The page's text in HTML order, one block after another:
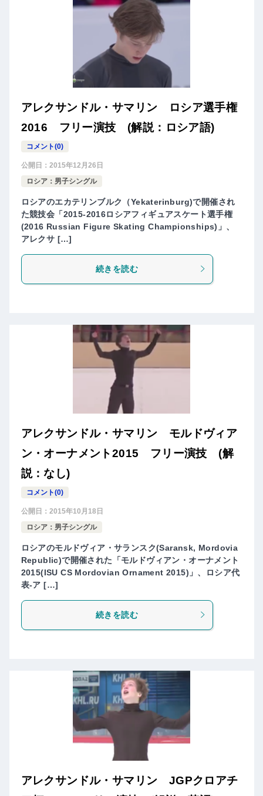
アレクサンドル・サマリン ロシア選手権
2016 フリー演技 (解説：ロシア語)
コメント(0)
公開日： 2015年12月26日
ロシア：男子シングル
ロシアのエカテリンブルク（Yekaterinburg)で開催され
た競技会「2015-2016ロシアフィギュアスケート選手権
(2016 Russian Figure Skating Championships)」、
アレクサ […]
続きを読む
アレクサンドル・サマリン モルドヴィア
ン・オーナメント2015 フリー演技 (解
説：なし)
コメント(0)
公開日： 2015年10月18日
ロシア：男子シングル
ロシアのモルドヴィア・サランスク(Saransk, Mordovia
Republic)で開催された「モルドヴィアン・オーナメント
2015(ISU CS Mordovian Ornament 2015)」、ロシア代
表-ア […]
続きを読む
アレクサンドル・サマリン JGPクロアチ